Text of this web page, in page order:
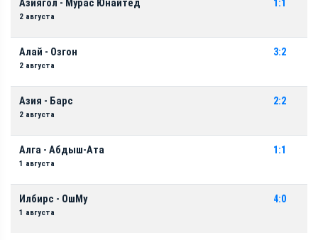
Азиягол - Мурас Юнайтед
2 августа
1:1
Алай - Озгон
2 августа
3:2
Азия - Барс
2 августа
2:2
Алга - Абдыш-Ата
1 августа
1:1
Илбирс - ОшМу
1 августа
4:0